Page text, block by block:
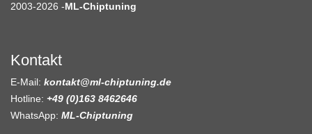
2003-2026 -ML-Chiptuning
Kontakt
E-Mail: kontakt@ml-chiptuning.de
Hotline: +49 (0)163 8462646
WhatsApp: ML-Chiptuning